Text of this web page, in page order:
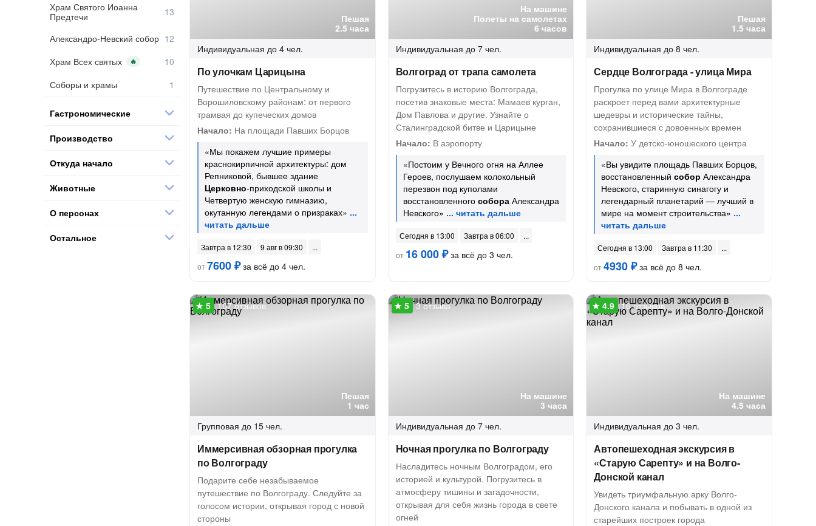
Пешая
2.5 часа
Индивидуальная до 4 чел.
По улочкам Царицына
Путешествие по Центральному и
Ворошиловскому районам: от первого
трамвая до купеческих домов
Начало: На площади Павших Борцов
«Мы покажем лучшие примеры
краснокирпичной архитектуры: дом
Репниковой, бывшее здание
Церковно-приходской школы и
Четвертую женскую гимназию,
окутанную легендами о призраках»
Завтра в 12:30
9 авг в 09:30
от7600 ₽за всё до 4 чел.
На машине
Полеты на самолетах
6 часов
Индивидуальная до 7 чел.
Волгоград от трапа самолета
Погрузитесь в историю Волгограда,
посетив знаковые места: Мамаев курган,
Дом Павлова и другие. Узнайте о
Сталинградской битве и Царицыне
Начало: В аэропорту
«Постоим у Вечного огня на Аллее
Героев, послушаем колокольный
перезвон под куполами
восстановленного собораАлександра
Невского»
Сегодня в 13:00
Завтра в 06:00
от 16 000 ₽за всё до 3 чел.
Пешая
1.5 часа
Индивидуальная до 8 чел.
Сердце Волгограда - улица Мира
Прогулка по улице Мира в Волгограде
раскроет перед вами архитектурные
шедевры и исторические тайны,
сохранившиеся с довоенных времен
Начало: У детско-юношеского центра
«Вы увидите площадь Павших Борцов,
восстановленныйсобор Александра
Невского, старинную синагогу и
легендарный планетарий — лучший в
мире на момент строительства»
Сегодня в 13:00
Завтра в 11:30
от4930 ₽за всё до 8 чел.
Пешая
1 час
107 отзывов
Групповая до 15 чел.
Иммерсивная обзорная прогулка
по Волгограду
Подарите себе незабываемое
путешествие по Волгограду. Следуйте за
голосом истории, открывая город с новой
стороны
На машине
3 часа
3 отзыва
Индивидуальная до 7 чел.
Ночная прогулка по Волгограду
Насладитесь ночным Волгоградом, его
историей и культурой. Погрузитесь в
атмосферу тишины и загадочности,
открывая для себя жизнь города в свете
огней
На машине
4.5 часа
16 отзывов
Индивидуальная до 3 чел.
Автопешеходная экскурсия в
«Старую Сарепту» и на Волго-
Донской канал
Увидеть триумфальную арку Волго-
Донского канала и побывать в одной из
старейших построек города
Храм Святого Иоанна
Предтечи
Александро-Невский собор
Храм Всех святых
🔥
Соборы и храмы
Гастрономические
Производство
Откуда начало
Животные
О персонах
Остальное